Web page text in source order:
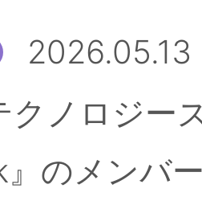
2026.05.13
クノロジー
のメンバ